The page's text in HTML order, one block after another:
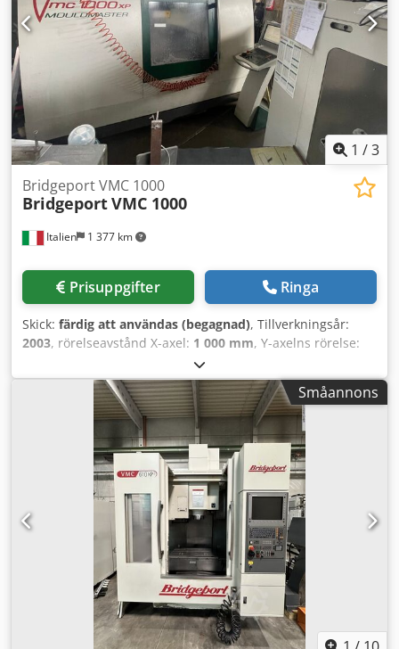
från NIKKEN. Om du är ute efter högkvalitativa
bearbetningsmöjligheter bör du överväga det vertikala
bearbetningscentret Bridgeport VMC 1000/30 som vi har
till salu. Kontakta oss för mer information. •
Axelförflyttning: Y 600 mm (anmärkning: i en annan rad
anges Y = 300 mm; måste bekräftas) Tilläggsutrustning
Dwsdpfozf Iqrox Apbea • Nikken 5-axligt vridbord, modell
200ZA (200 mm) • Nikken-gränssnitt för 4:e/5:e axeln
Technical Specification Taper Size BT 40
1 /3
Italien 1 377 km
Bridgeport VMC 1000
BridgeportVMC 1000
Prisuppgifter Ringa
Skick: färdig att användas (begagnad), Tillverkningsår:
2003, rörelseavstånd X-axel: 1 000 mm, Y-axelns rörelse:
, rörelseavstånd Z-axel:
HEIDENHAIN, kontrollermodell:530, spindelhastighet
10 000 varv/min, antal platser i verktygsmagasinet:
, antal axlar:4, Denna 4-axliga Bridgeport VMC 1000
tillverkades år 2003. Den har ett rörelseområde på 1 000
mm längs X-axeln, 300 mm längs Y-axeln och 500 mm
längs Z-axeln. Maskinen är utrustad med en HEIDENHAIN
530-styrenhet, en BT40-spindelhållare och ett
verktygsmagasin med kapacitet för 30 positioner. Om du är
ute efter högkvalitativa bearbetningsmöjligheter bör du
överväga det vertikala bearbetningscentret Bridgeport
VMC 1000 som vi har till salu. Kontakta oss för mer
information. Tilläggsutrustning Dwsdpfx Aszfqacspbsa •
Spåntransportör Technical Specification Taper Size BT 40
Småannons